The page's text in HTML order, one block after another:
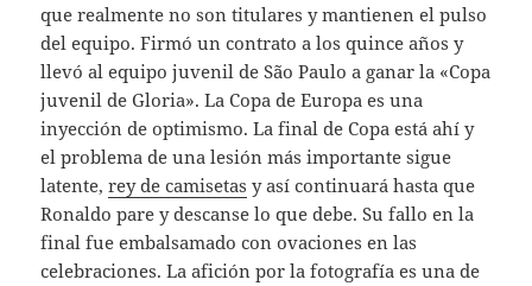
que realmente no son titulares y mantienen el pulso
del equipo. Firmó un contrato a los quince años y
llevó al equipo juvenil de São Paulo a ganar la «Copa
juvenil de Gloria». La Copa de Europa es una
inyección de optimismo. La final de Copa está ahí y
el problema de una lesión más importante sigue
latente,rey de camisetas y así continuará hasta que
Ronaldo pare y descanse lo que debe. Su fallo en la
final fue embalsamado con ovaciones en las
celebraciones. La afición por la fotografía es una de